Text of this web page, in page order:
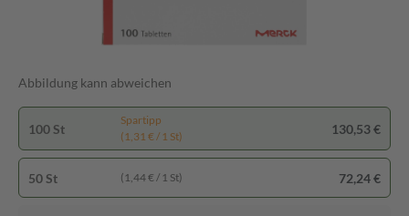
Abbildung kann abweichen
100 St
Spartipp
(1,31 € / 1 St)
130,53 €
50 St (1,44 € / 1 St) 72,24 €